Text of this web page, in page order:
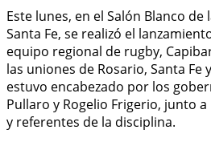
Este lunes, en el Salón Blanco
Santa Fe, se realizó el
equipo regional de rugby,
las uniones de Rosario, Santa Fe
estuvo encabezado por los
Pullaro y Rogelio Frigerio, junto
y referentes de la disciplina.